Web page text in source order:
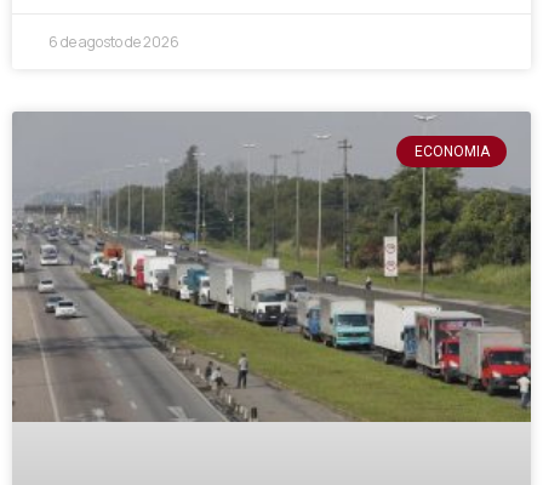
6 de agosto de 2026
ECONOMIA